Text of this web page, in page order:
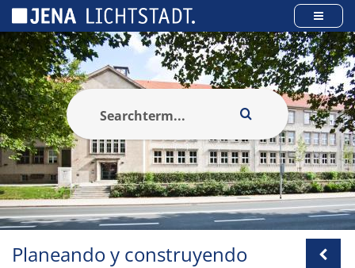
Planeando y construyendo
Panel de gestión de cookies